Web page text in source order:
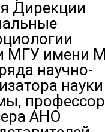
Дирекции
МГУ имени
научно-
науки
АНО